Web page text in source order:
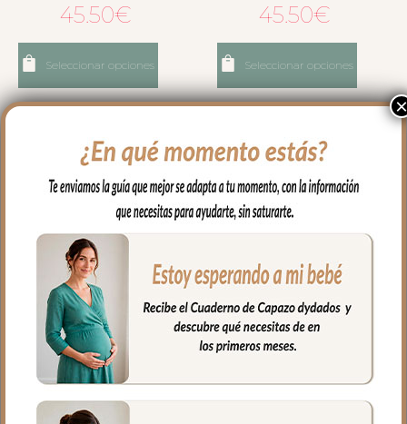
45.50€
Seleccionar opciones
45.50€
Seleccionar opciones
665 Neceser Kin-Francis
Napoles Maquillaje
45.50€
666 Neceser Kin-Francis
Napoles Rosa
45.50€
×